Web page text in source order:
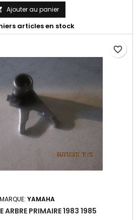
Ajouter au panier
articles en stock
MARQUE: YAMAHA
ARBRE PRIMAIRE 1983 1985
favorite_border